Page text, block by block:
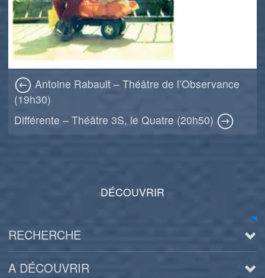
Antoine Rabault – Théâtre de l’Observance
(19h30)
Différente – Théâtre 3S, le Quatre (20h50)
DÉCOUVRIR
RECHERCHE
A DÉCOUVRIR